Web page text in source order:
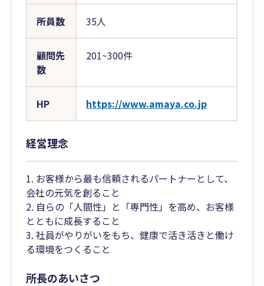
所員数 35人
顧問先
数
201~300件
HP https://www.amaya.co.jp
経営理念
1. お客様から最も信頼されるパートナーとして、
会社の元気を創ること
2. 自らの「人間性」と「専門性」を高め、お客様
とともに成長すること
3. 社員がやりがいをもち、健康で活き活きと働け
る環境をつくること
所長のあいさつ